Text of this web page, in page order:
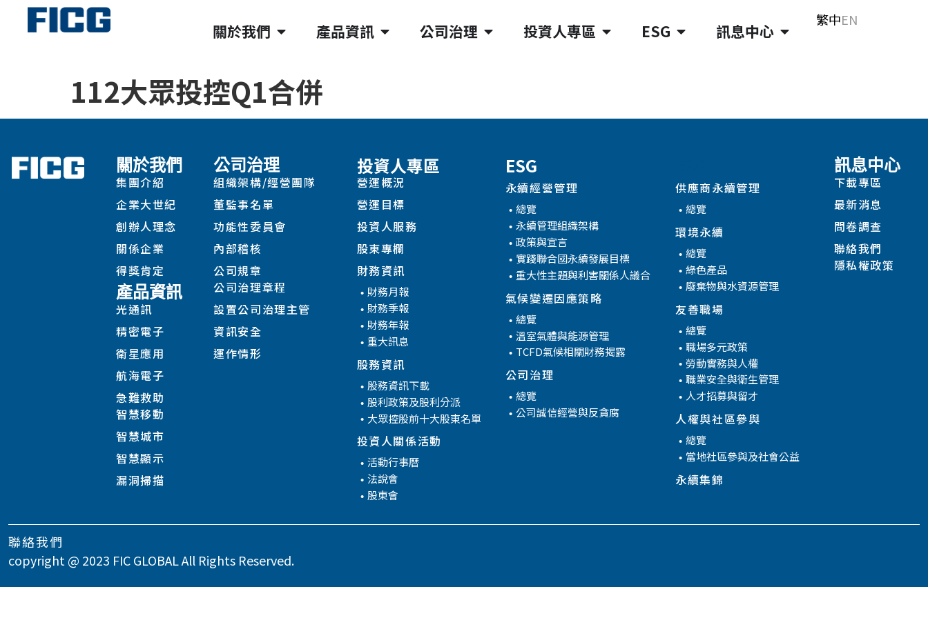
關於我們 產品資訊 公司治理 投資人專區 ESG 訊息中心
繁中EN
112大眾投控Q1合併
關於我們
集團介紹
企業大世紀
創辦人理念
關係企業
得獎肯定
產品資訊
光通訊
精密電子
衛星應用
航海電子
急難救助
智慧移動
智慧城市
智慧顯示
漏洞掃描
公司治理
組織架構/經營團隊
董監事名單
功能性委員會
內部稽核
公司規章
公司治理章程
設置公司治理主管
資訊安全
運作情形
投資人專區
營運概況
營運目標
投資人服務
股東專欄
財務資訊
財務月報
財務季報
財務年報
重大訊息
股務資訊
股務資訊下載
股利政策及股利分派
大眾控股前十大股東名單
投資人關係活動
活動行事曆
法說會
股東會
ESG
永續經營管理
總覽
永續管理組織架構
政策與宣言
實踐聯合國永續發展目標
重大性主題與利害關係人議合
氣候變遷因應策略
總覽
溫室氣體與能源管理
TCFD氣候相關財務揭露
公司治理
總覽
公司誠信經營與反貪腐
供應商永續管理
總覽
環境永續
總覽
綠色產品
廢棄物與水資源管理
友善職場
總覽
職場多元政策
勞動實務與人權
職業安全與衛生管理
人才招募與留才
人權與社區參與
總覽
當地社區參與及社會公益
永續集錦
訊息中心
下載專區
最新消息
問卷調查
聯絡我們
隱私權政策
聯絡我們
copyright @ 2023 FIC GLOBAL All Rights Reserved.